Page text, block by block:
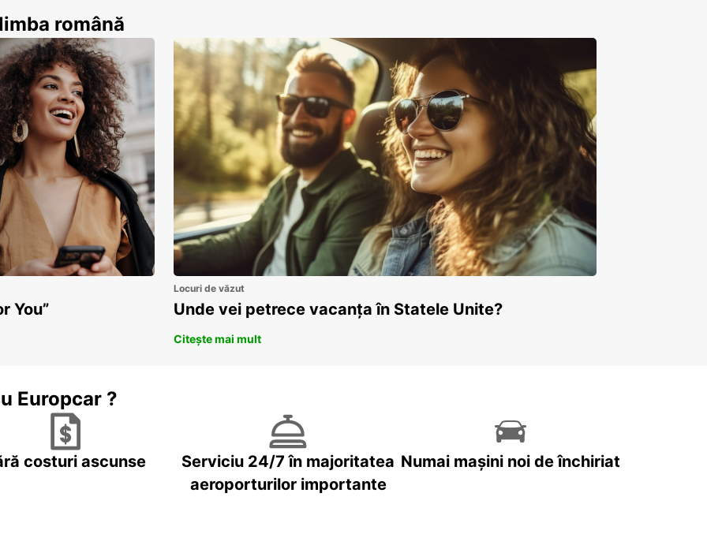
română
You”
Locuri de văzut
Unde vei petrece vacanța în Statele Unite?
Citește mai mult
Europcar ?
costuri ascunse
Serviciu 24/7 în majoritatea
aeroporturilor importante
Numai mașini noi de închiriat